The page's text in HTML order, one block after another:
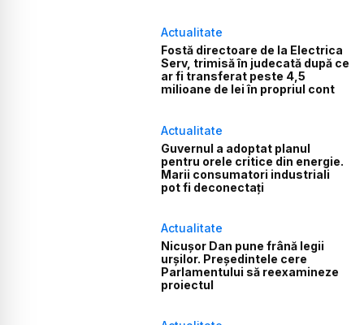
Actualitate
Fostă directoare de la Electrica
Serv, trimisă în judecată după ce
ar fi transferat peste 4,5
milioane de lei în propriul cont
Actualitate
Guvernul a adoptat planul
pentru orele critice din energie.
Marii consumatori industriali
pot fi deconectați
Actualitate
Nicușor Dan pune frână legii
urșilor. Președintele cere
Parlamentului să reexamineze
proiectul